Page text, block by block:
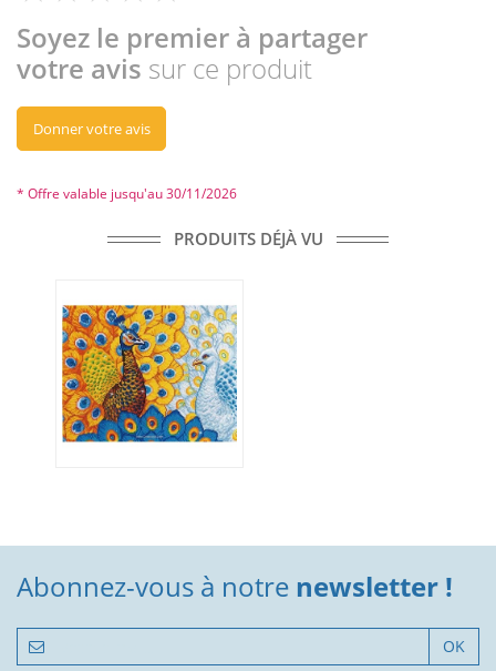
Soyez le premier à partager
votre avis sur ce produit
Donner votre avis
* Offre valable jusqu'au 30/11/2026
PRODUITS DÉJÀ VU
Abonnez-vous à notre newsletter !
OK